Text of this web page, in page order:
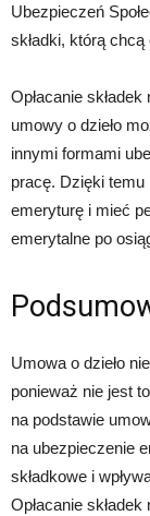
Ubezpieczeń
składki, którą chcą
Opłacanie
umowy o dzieło
innymi formami
pracę. Dzięki
emeryturę i mieć
emerytalne po
Umowa o dzieło
ponieważ nie jest
na podstawie
na ubezpieczenie
składkowe i
Opłacanie